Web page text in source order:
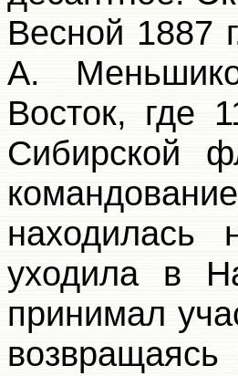
Весной 1887
А.
Восток, где
Сибирской
уходила в
принимал